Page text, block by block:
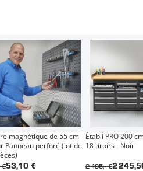
magnétique de 55 cm
Panneau perforé (lot de
53,10 €
€
Établi PRO 200
18 tiroirs - Noir
2
2 495,- €